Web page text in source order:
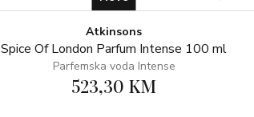
Atkinsons
Spice Of London Parfum Intense 100 ml
Parfemska voda Intense
523,30 KM